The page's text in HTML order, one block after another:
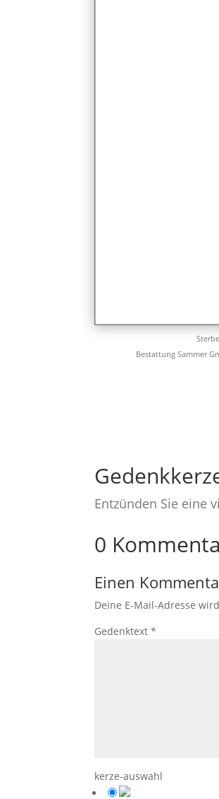
Bestattung Sammer
Entzünden Sie eine
0
Einen
Deine E-Mail-Adresse
Gedenktext*
kerze-auswahl